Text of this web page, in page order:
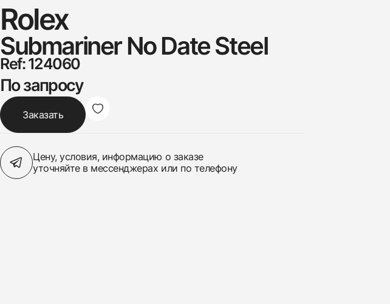
Rolex
Submariner No Date Steel
Ref: 124060
По запросу
Заказать
Цену, условия, информацию о заказе
уточняйте в мессенджерах или по телефону